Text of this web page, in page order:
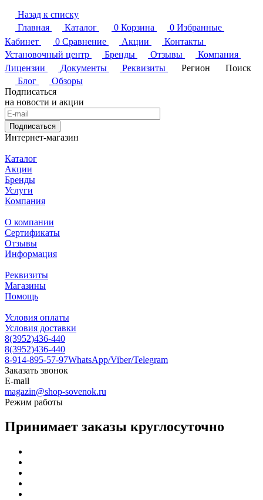
Назад к списку
Главная
Каталог 0 Корзина 0 Избранные
Кабинет
0 Сравнение Акции
Контакты
Установочный центр
Бренды Отзывы
Компания
Лицензии
Документы Реквизиты Регион
Поиск
Блог
Обзоры
Подписаться
на новости и акции
Подписаться
Интернет-магазин
Каталог
Акции
Бренды
Услуги
Компания
О компании
Сертификаты
Отзывы
Информация
Реквизиты
Магазины
Помощь
Условия оплаты
Условия доставки
8(3952)436-440
8(3952)436-440
8-914-895-57-97WhatsApp/Viber/Telegram
Заказать звонок
E-mail
magazin@shop-sovenok.ru
Режим работы
Принимает заказы круглосуточно